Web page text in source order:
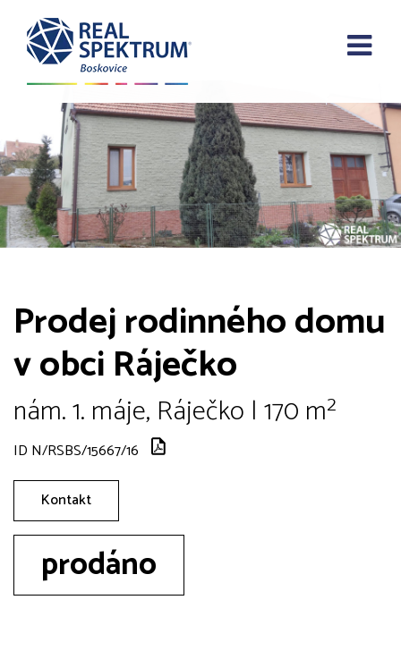
Prodej rodinného domu
v obci Ráječko
nám. 1. máje, Ráječko | 170 m²
ID N/RSBS/15667/16
Kontakt
prodáno